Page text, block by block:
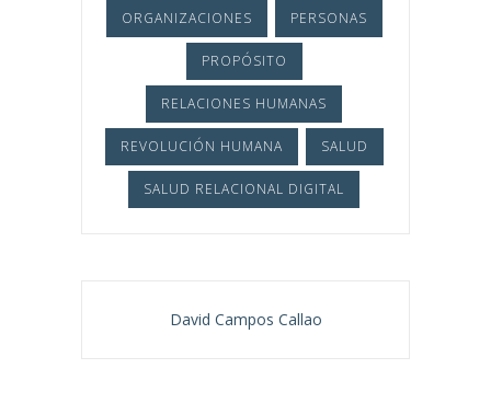
ORGANIZACIONES PERSONAS
PROPÓSITO
RELACIONES HUMANAS
REVOLUCIÓN HUMANA SALUD
SALUD RELACIONAL DIGITAL
David Campos Callao